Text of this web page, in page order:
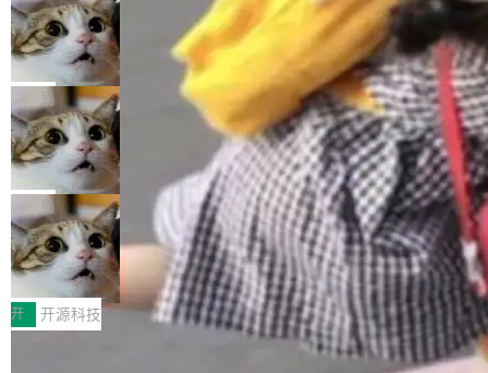
工具选型手册》发布，Testin云测的Testin XAge
nt智能测试系统入选AI测试领域代表产品。对CI
O而言，这提示了一个转变：AI测试正在从效率
工具升级为企业的质量基础设施。 CIO面对的新
现实 过去两年，CIO们的焦虑清单上多了两项：
一是如何让大模型和智能体应用安全地从PoC走
向生产，二是如何让测试团队跟得上AI应用...
鲜——代数数据类型（ADT），尤其是和类型
（sum type）。但他说清楚了一件事：这不是类
型系统的学术体操，是日常编码的思维方式。 文
章从一个简单的例子切入。一个网站的深色主题
设置，如果用布尔值 + 可空字段来表示——bool
ean 表示是否可切换，nullable 的默认模式、浅
色方案、深色方案——会产生大量无意义的组
合。方案缺了、配置冲突了、全 null 了。要知道
哪些组合有效，作者说，你得靠"文档、校验、或
者部落知识"。 换个写法。Rust 的 enum，两个
变体：Switchable...
Cloudflare 开源内部企业 AI 平台 Clou
dflare OS
Cloudflare 发布了一个开源项目 Cloudflare O
S。如果你只看官方博客，你会觉得这是又一
个"AI 知识库 + 聊天机器人"——每个大厂都在
做，没什么新鲜的。 但 Kenton Varda 在 Twitte
r 上把事情说清楚了： 今天我们发布了 Cloudfla
re OS，一个带连接器的聊天机器人，跟其他所
有科技公司做的一样。只不过，实际上它不一
样。这是 Sandstorm.io 的重制版，我十年前的
那个创业公司。不同的是，这次它构建在 Cloudf
lare Workers 上——我花了九年时间搭建的平台
——并且深度集成了 AI。这基本上是我十年秘密
局
Deno 团队开源 Celld，可自托管的分
布式 Durable Objects
Ryan Dahl 领导的 Deno 团队推出了最新开源项
目 Celld，一个能在自己机器上运行 Cloudflare
Workers 和 Durable Objects 的守护进程。 设
计思路很直接：每个对象是一个独立的 SQLite
数据库，按名称寻址，复制到你自己的 S3 兼容
存储库里。节点之间只通过这个存储库协调——
没有控制平面，没有共识协议。每个对象自带一
个小型数据库，应用天然按分片构建，单个数据
局
鲁大师7月新机性能/流畅/AI榜：vivo夺
性能、流畅双第一，三星Galaxy Z系列
新折叠缺席
2026年7月的手机市场，由于存储等硬件成本暴
增，手机厂商的日子也不好过啊，新机速度明显
放缓，因此硝烟味淡了许多。新机参数规格除开
高价的三星折叠（三星Galaxy Z Fold8 Ultra / Z
开 开源科技